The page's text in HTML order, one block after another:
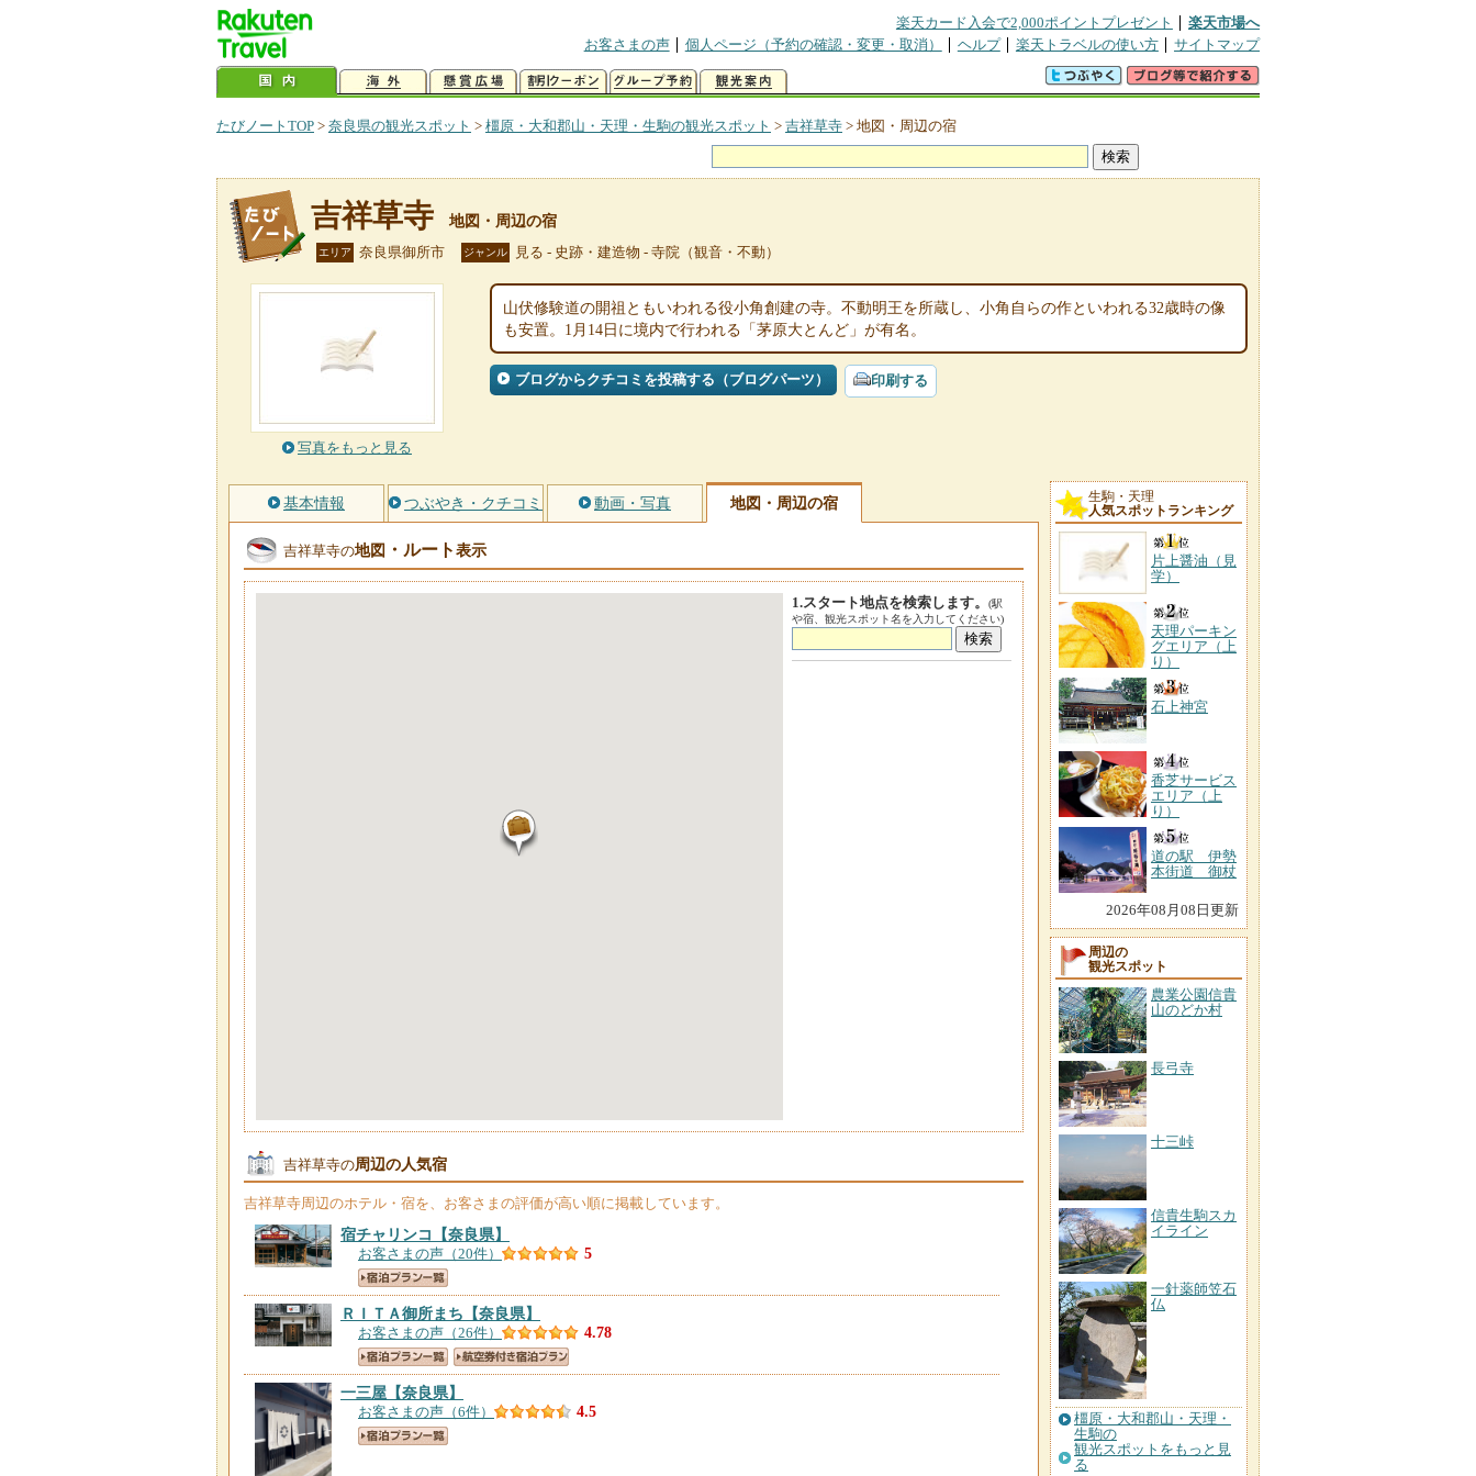
楽天カード入会で2,000ポイントプレゼント
楽天市場へ
お客さまの声
個人ページ（予約の確認・変更・取消） ヘルプ 楽天トラベルの使い方 サイトマップ
たびノートTOP > 奈良県の観光スポット > 橿原・大和郡山・天理・生駒の観光スポット > 吉祥草寺 > 地図・周辺の宿
吉祥草寺 地図・周辺の宿
エリア 奈良県御所市 ジャンル 見る - 史跡・建造物 - 寺院（観音・不動）
写真をもっと見る
山伏修験道の開祖ともいわれる役小角創建の寺。不動明王を所蔵し、小角自らの作といわれる32歳時の像
も安置。1月14日に境内で行われる「茅原大とんど」が有名。
ブログからクチコミを投稿する（ブログパーツ） 印刷する
基本情報 つぶやき・クチコミ 動画・写真 地図・周辺の宿
吉祥草寺の地図 ・ルート表示
1.スタート地点を検索します。
(駅
や宿、観光スポット名を入力してください)
吉祥草寺の周辺の人気宿
吉祥草寺周辺のホテル・宿を、お客さまの評価が高い順に掲載しています。
宿チャリンコ 【奈良県】
お客さまの声（20件） 5
ＲＩＴＡ御所まち 【奈良県】
お客さまの声（26件） 4.78
一三屋 【奈良県】
お客さまの声（6件） 4.5
生駒・天理
人気スポットランキング
片上醤油（見
学）
天理パーキン
グエリア（上
り）
石上神宮
香芝サービス
エリア（上
り）
道の駅 伊勢
本街道 御杖
2026年08月08日更新
周辺の
観光スポット
農業公園信貴
山のどか村
長弓寺
十三峠
信貴生駒スカ
イライン
一針薬師笠石
仏
橿原・大和郡山・天理・
生駒の
観光スポットをもっと見
る